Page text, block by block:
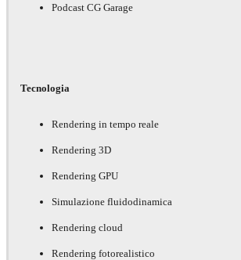
Podcast CG Garage
Tecnologia
Rendering in tempo reale
Rendering 3D
Rendering GPU
Simulazione fluidodinamica
Rendering cloud
Rendering fotorealistico